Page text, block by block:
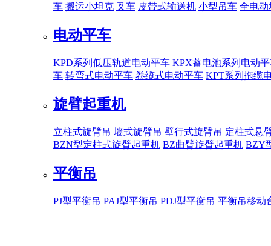
车 搬运小坦克 叉车 皮带式输送机 小型吊车 全电动
电动平车
KPD系列低压轨道电动平车 KPX蓄电池系列电动
车 转弯式电动平车 卷缆式电动平车 KPT系列拖缆
旋臂起重机
立柱式旋臂吊 墙式旋臂吊 壁行式旋臂吊 定柱式悬
BZN型定柱式旋臂起重机 BZ曲臂旋臂起重机 BZY
平衡吊
PJ型平衡吊 PAJ型平衡吊 PDJ型平衡吊 平衡吊移动